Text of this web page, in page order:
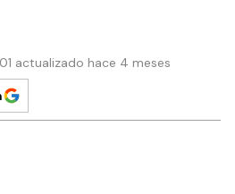
actualizado hace 4 meses